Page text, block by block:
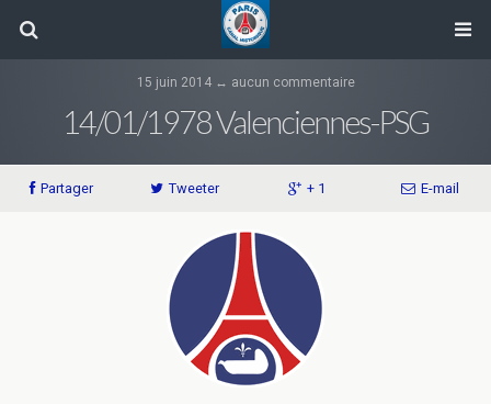
15 juin 2014 ↔ aucun commentaire
14/01/1978 Valenciennes-PSG
Partager Tweeter + 1 E-mail